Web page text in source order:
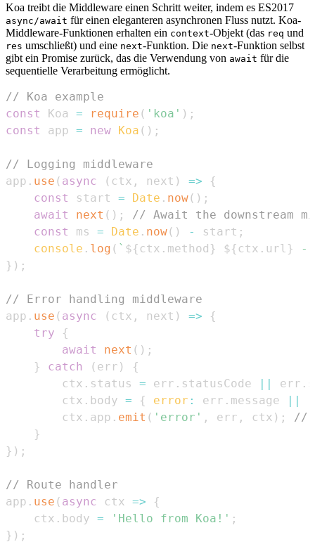
Koa treibt die Middleware einen Schritt weiter, indem es ES2017
async/await für einen eleganteren asynchronen Fluss nutzt. Koa-
Middleware-Funktionen erhalten ein context-Objekt (das req und
res umschließt) und eine next-Funktion. Die next-Funktion selbst
gibt ein Promise zurück, das die Verwendung von await für die
sequentielle Verarbeitung ermöglicht.
// Koa example
const
Koa = require ( 'koa' ) ;
const
app = new Koa ( ) ;
// Logging middleware
app . use ( async ( ctx , next ) =>
{
const
start = Date . now( ) ;
await
next ( ) ;
// Await the downstream
const
ms = Date . now( ) - start ;
console . log ( ` ${ ctx . method } ${ ctx . url }
-
} ) ;
// Error handling middleware
app . use ( async ( ctx , next ) =>
{
try
{
await
next ( ) ;
}
catch ( err )
{
        ctx
. status = err . statusCode || err .
        ctx
. body = { error : err . message ||
        ctx
. app . emit ( 'error' , err , ctx ) ;
//
}
} ) ;
// Route handler
app . use ( async ctx =>
{
    ctx
. body = 'Hello from Koa!' ;
} ) ;